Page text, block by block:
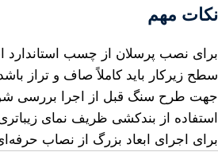
نکات مهم
برای نصب پرسلان از چسب استاندارد
سطح زیرکار باید کاملاً صاف و تراز
جهت طرح سنگ قبل از اجرا بررسی
استفاده از بندکشی ظریف نمای
برای اجرای ابعاد بزرگ از نصاب